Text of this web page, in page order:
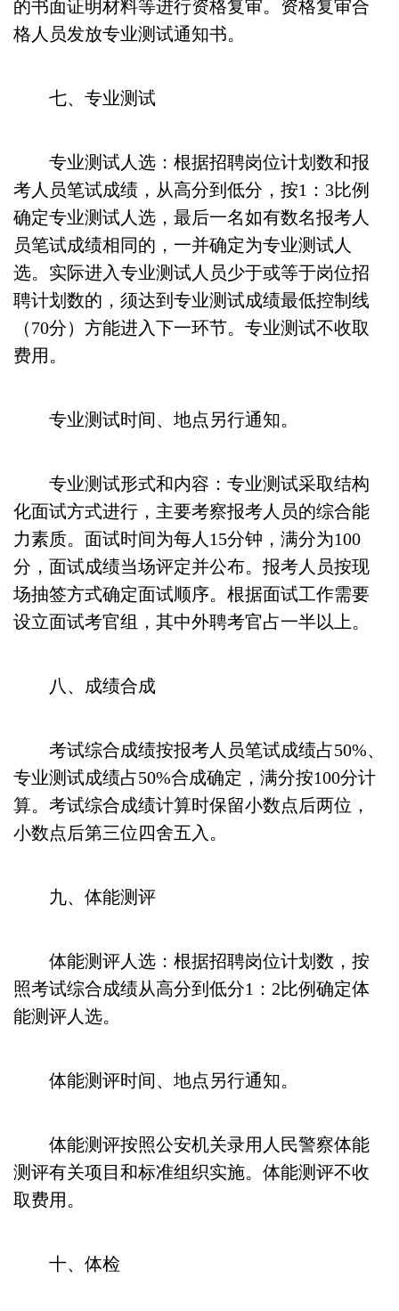
的书面证明材料等进行资格复审。资格复审合
格人员发放专业测试通知书。
七、专业测试
专业测试人选：根据招聘岗位计划数和报
考人员笔试成绩，从高分到低分，按1：3比例
确定专业测试人选，最后一名如有数名报考人
员笔试成绩相同的，一并确定为专业测试人
选。实际进入专业测试人员少于或等于岗位招
聘计划数的，须达到专业测试成绩最低控制线
（70分）方能进入下一环节。专业测试不收取
费用。
专业测试时间、地点另行通知。
专业测试形式和内容：专业测试采取结构
化面试方式进行，主要考察报考人员的综合能
力素质。面试时间为每人15分钟，满分为100
分，面试成绩当场评定并公布。报考人员按现
场抽签方式确定面试顺序。根据面试工作需要
设立面试考官组，其中外聘考官占一半以上。
八、成绩合成
考试综合成绩按报考人员笔试成绩占50%、
专业测试成绩占50%合成确定，满分按100分计
算。考试综合成绩计算时保留小数点后两位，
小数点后第三位四舍五入。
九、体能测评
体能测评人选：根据招聘岗位计划数，按
照考试综合成绩从高分到低分1：2比例确定体
能测评人选。
体能测评时间、地点另行通知。
体能测评按照公安机关录用人民警察体能
测评有关项目和标准组织实施。体能测评不收
取费用。
十、体检